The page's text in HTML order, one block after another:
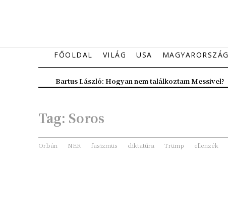
FŐOLDAL VILÁG USA MAGYARORSZÁG
Bartus László: Hogyan nem találkoztam Messivel?
Tag: Soros
Orbán NER fasizmus diktatúra Trump ellenzék